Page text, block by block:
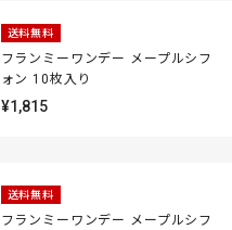
送料無料
フランミーワンデー メープルシフ
ォン 10枚入り
¥1,815
送料無料
フランミーワンデー メープルシフ